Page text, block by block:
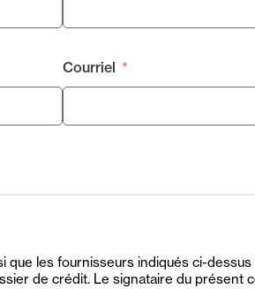
Courriel
que les fournisseurs indiqués ci-
de crédit. Le signataire du